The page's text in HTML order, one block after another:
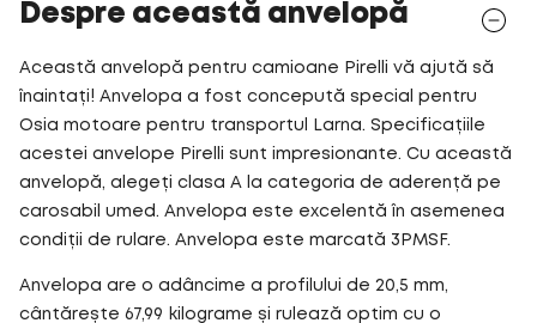
Despre această anvelopă
Această anvelopă pentru camioane Pirelli vă ajută să
înaintați! Anvelopa a fost concepută special pentru
Osia motoare pentru transportul Larna. Specificațiile
acestei anvelope Pirelli sunt impresionante. Cu această
anvelopă, alegeți clasa A la categoria de aderență pe
carosabil umed. Anvelopa este excelentă în asemenea
condiții de rulare. Anvelopa este marcată 3PMSF.
Anvelopa are o adâncime a profilului de 20,5 mm,
cântărește 67,99 kilograme și rulează optim cu o